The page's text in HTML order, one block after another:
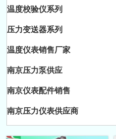
温度校验仪系列
压力变送器系列
温度仪表销售厂家
南京压力泵供应
南京仪表配件销售
南京压力仪表供应商